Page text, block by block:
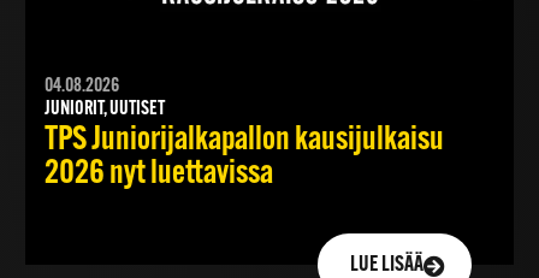
04.08.2026
JUNIORIT, UUTISET
TPS Juniorijalkapallon kausijulkaisu
2026 nyt luettavissa
LUE LISÄÄ